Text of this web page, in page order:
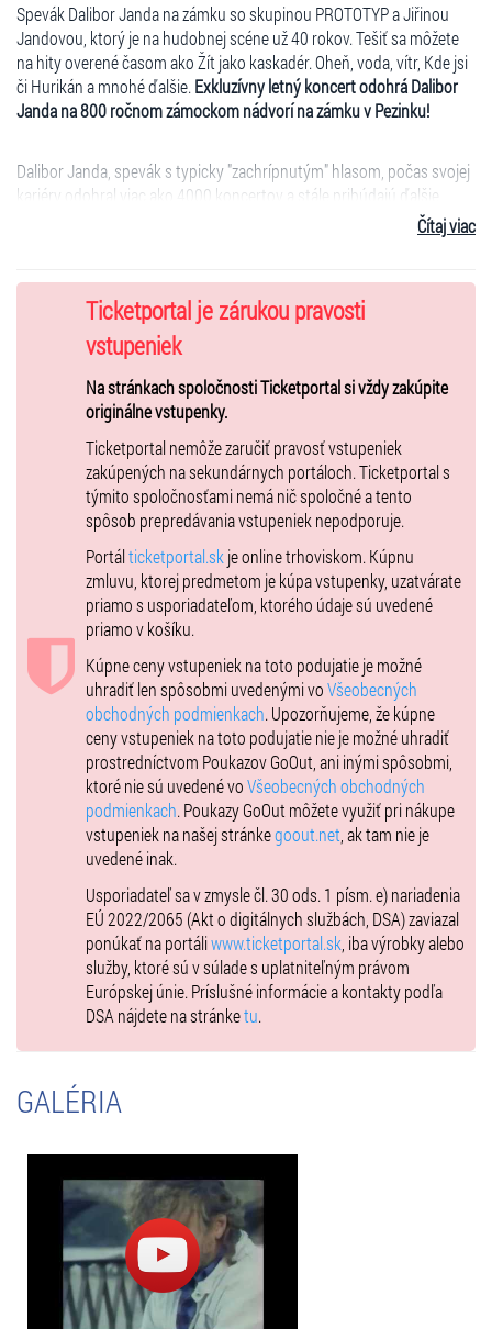
Spevák Dalibor Janda na zámku so skupinou PROTOTYP a Jiřinou
Jandovou, ktorý je na hudobnej scéne už 40 rokov. Tešiť sa môžete
na hity overené časom ako Žít jako kaskadér. Oheň, voda, vítr, Kde jsi
či Hurikán a mnohé ďalšie. Exkluzívny letný koncert odohrá Dalibor
Janda na 800 ročnom zámockom nádvorí na zámku v Pezinku!
Dalibor Janda, spevák s typicky "zachrípnutým" hlasom, počas svojej
kariéry odohral viac ako 4000 koncertov a stále pribúdajú ďalšie.
sprievodu pôvodnej kapely Prototyp si môžete užiť tie najväčšie hity.
hlavou / Padá hvězda / Snad jsem si jí měl všímat víc / Jahodový
koktejl / 52 zamilovaných / Stoletý stařec / Vchází bez vyzvání /
Krabička sirek / Vejdi / Hráli jsme kličkovanou / Mini / Dům v sedmém
nebi / Kde jsi / Deset prstů pro život / a mnohé ďalšie ....
EXTERIÉR / OPEN AIR - zámocké nádvorie
Koncert sa uskutoční na historickom nádvorí zámku z 13.storočia v
Pezinku a naše zámocké brány na koncert sa otvárajú 18:30hod.
Začiatok: 20:00 hod.
Miesto: Nádvorie pod holým nebom, Šimák Zámok Pezinok
Info: +421 33 79 89 000 /hotel@zamokpezinok.sk
www.zamokpezinok.sk
- je možné si zakúpiť iba celý stôl pre 4 osoby. VIP vstupenka
zahŕňa: obsluha počas večera, víno, nealko, kanapky, dezerty, ovocie.
INFORMÁCIE PRE NÁVŠTEVNÍKOV
Po odohratí 30minút predstavenia sa vstupné nevracia.
Deti od 10 rokov – cena vstupenky je bez nároku na zľavu.
ODPORÚČAME
– včasný príchod
– teplé oblečenie (aj keď cez deň môže byť teplo, v noci sa ochladí)
– v prípade nepriaznivého počasia pršiplášť / nepremokavú bundu
(dáždniky nie sú z hľadiska bezpečnosti povolené)
V mieste konania na vás čakajú predajné stánky s občerstvením,
nápojmi a kvalitným zámockým vínom ako aj zámocká reštaurácia s
kvalitnou regionálnou kuchyňou a príjemným posedením na
zámockej terase.
Pravidlá usporiadateľa v prípade nepriaznivého počasia
daždi), a to v prípade, že je to akceptované interpretom a
organizačným tímom. Podujatie môže byť prerušené (aj opakovane) a
čase začiatku podujatie prší, usporiadateľ si vyhradzuje právo
začiatok podujatia posunúť. Ak je predstavenie zrušené po viac ako
30 odohraných minútach nárok na vrátenie peňazí nevzniká. V
prípade nepriaznivého počasia odporúčame pršiplášť,
teplejšie/nepremokavé oblečenie a obuv. Počas predstavenia nie je
možné používať dáždniky, pretože obmedzujú viditeľnosť.
DALIBOR JANDA 40 rokov na profi scéne!
Čítaj viac
Ticketportal je zárukou pravosti
vstupeniek
Na stránkach spoločnosti Ticketportal si vždy zakúpite
originálne vstupenky.
Ticketportal nemôže zaručiť pravosť vstupeniek
zakúpených na sekundárnych portáloch. Ticketportal s
týmito spoločnosťami nemá nič spoločné a tento
spôsob prepredávania vstupeniek nepodporuje.
Portálticketportal.sk je online trhoviskom. Kúpnu
zmluvu, ktorej predmetom je kúpa vstupenky, uzatvárate
priamo s usporiadateľom, ktorého údaje sú uvedené
priamo v košíku.
Kúpne ceny vstupeniek na toto podujatie je možné
uhradiť len spôsobmi uvedenými voVšeobecných
obchodných podmienkach. Upozorňujeme, že kúpne
ceny vstupeniek na toto podujatie nie je možné uhradiť
prostredníctvom Poukazov GoOut, ani inými spôsobmi,
ktoré nie sú uvedené voVšeobecných obchodných
podmienkach. Poukazy GoOut môžete využiť pri nákupe
vstupeniek na našej stránkegoout.net , ak tam nie je
uvedené inak.
Usporiadateľ sa v zmysle čl. 30 ods. 1 písm. e) nariadenia
EÚ 2022/2065 (Akt o digitálnych službách, DSA) zaviazal
ponúkať na portáliwww.ticketportal.sk , iba výrobky alebo
služby, ktoré sú v súlade s uplatniteľným právom
Európskej únie. Príslušné informácie a kontakty podľa
DSA nájdete na stránketu.
GALÉRIA